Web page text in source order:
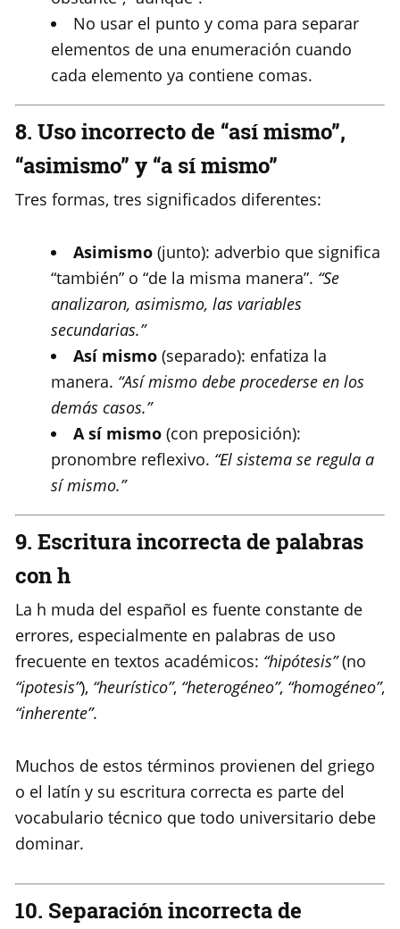
No usar el punto y coma para separar
elementos de una enumeración cuando
cada elemento ya contiene comas.
8. Uso incorrecto de “así mismo”,
“asimismo” y “a sí mismo”
Tres formas, tres significados diferentes:
Asimismo (junto): adverbio que significa
“también” o “de la misma manera”. “Se
analizaron, asimismo, las variables
secundarias.”
Así mismo (separado): enfatiza la
manera. “Así mismo debe procederse en los
demás casos.”
A sí mismo (con preposición):
pronombre reflexivo. “El sistema se regula a
sí mismo.”
9. Escritura incorrecta de palabras
con h
La h muda del español es fuente constante de
errores, especialmente en palabras de uso
frecuente en textos académicos: “hipótesis”(no
“ipotesis”), “heurístico”, “heterogéneo”, “homogéneo”,
“inherente”.
Muchos de estos términos provienen del griego
o el latín y su escritura correcta es parte del
vocabulario técnico que todo universitario debe
dominar.
10. Separación incorrecta de